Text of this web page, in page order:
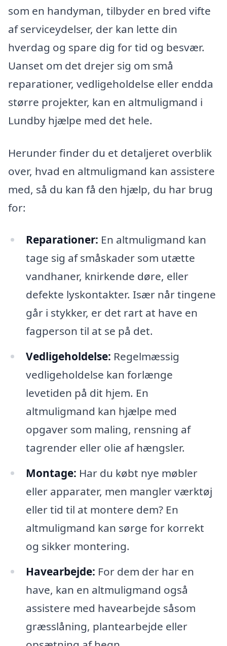
som en handyman, tilbyder en bred vifte
af serviceydelser, der kan lette din
hverdag og spare dig for tid og besvær.
Uanset om det drejer sig om små
reparationer, vedligeholdelse eller endda
større projekter, kan en altmuligmand i
Lundby hjælpe med det hele.
Herunder finder du et detaljeret overblik
over, hvad en altmuligmand kan assistere
med, så du kan få den hjælp, du har brug
for:
Reparationer: En altmuligmand kan
tage sig af småskader som utætte
vandhaner, knirkende døre, eller
defekte lyskontakter. Især når tingene
går i stykker, er det rart at have en
fagperson til at se på det.
Vedligeholdelse: Regelmæssig
vedligeholdelse kan forlænge
levetiden på dit hjem. En
altmuligmand kan hjælpe med
opgaver som maling, rensning af
tagrender eller olie af hængsler.
Montage: Har du købt nye møbler
eller apparater, men mangler værktøj
eller tid til at montere dem? En
altmuligmand kan sørge for korrekt
og sikker montering.
Havearbejde: For dem der har en
have, kan en altmuligmand også
assistere med havearbejde såsom
græsslåning, plantearbejde eller